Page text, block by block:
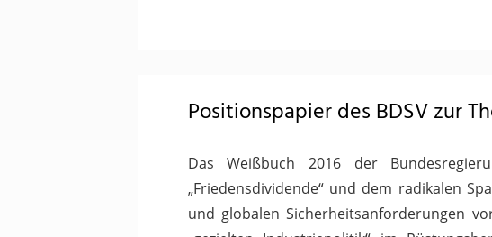
Positionspapier des BDSV zur
Das Weißbuch 2016 der
„Friedensdividende“ und dem radikalen
und globalen Sicherheitsanforderungen